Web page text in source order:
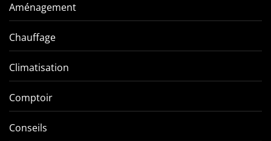
Aménagement
Chauffage
Climatisation
Comptoir
Conseils